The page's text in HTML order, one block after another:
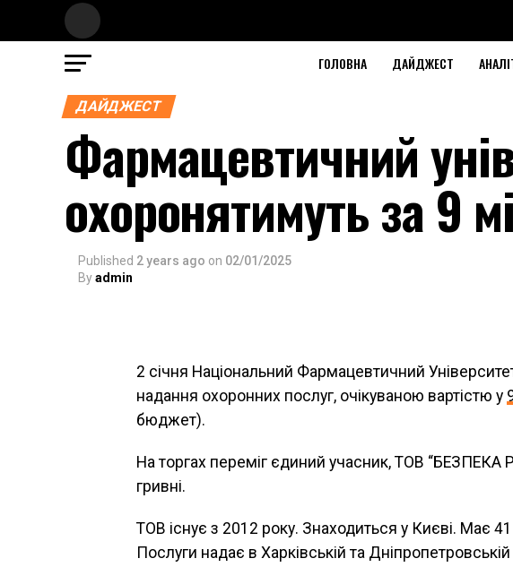
ГОЛОВНА ДАЙДЖЕСТ
ДАЙДЖЕСТ
Фармацевтичний
охоронятимуть за 9
Published 2 years ago on 02/01/2025
Byadmin
2 січня Національний Фармацевтичний
надання охоронних послуг, очікуваною вартістю у
бюджет).
На торгах переміг єдиний учасник, ТОВ “БЕЗПЕКА
гривні.
ТОВ існує з 2012 року. Знаходиться у Києві. Має
Послуги надає в Харківській та Дніпропетровській